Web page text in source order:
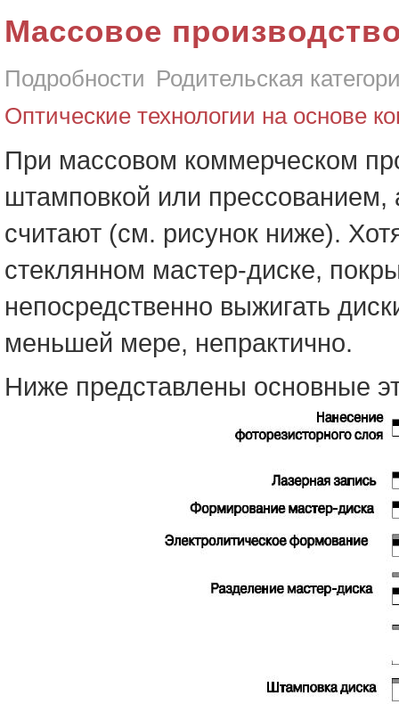
Массовое
Подробности Родительская
Оптические технологии на основе
При массовом коммерческом
штамповкой или
считают (см. рисунок ниже).
стеклянном мастер-диске,
непосредственно выжигать
меньшей мере, непрактично.
Ниже представлены основные